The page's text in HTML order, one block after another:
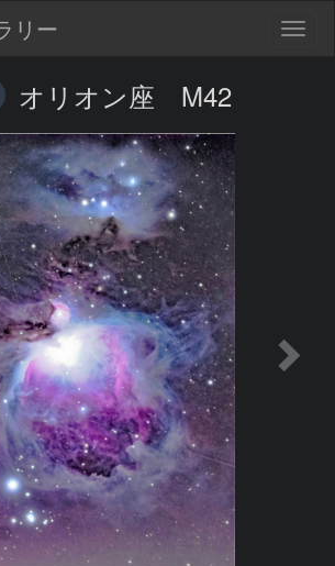
リー
オリオン座 M42